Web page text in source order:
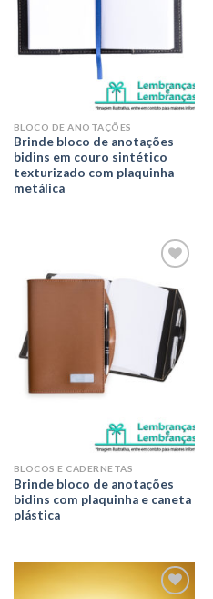
BLOCO DE ANOTAÇÕES
Brinde bloco de anotações
bidins em couro sintético
texturizado com plaquinha
metálica
aos meus
desejos
BLOCOS E CADERNETAS
Brinde bloco de anotações
bidins com plaquinha e caneta
plástica